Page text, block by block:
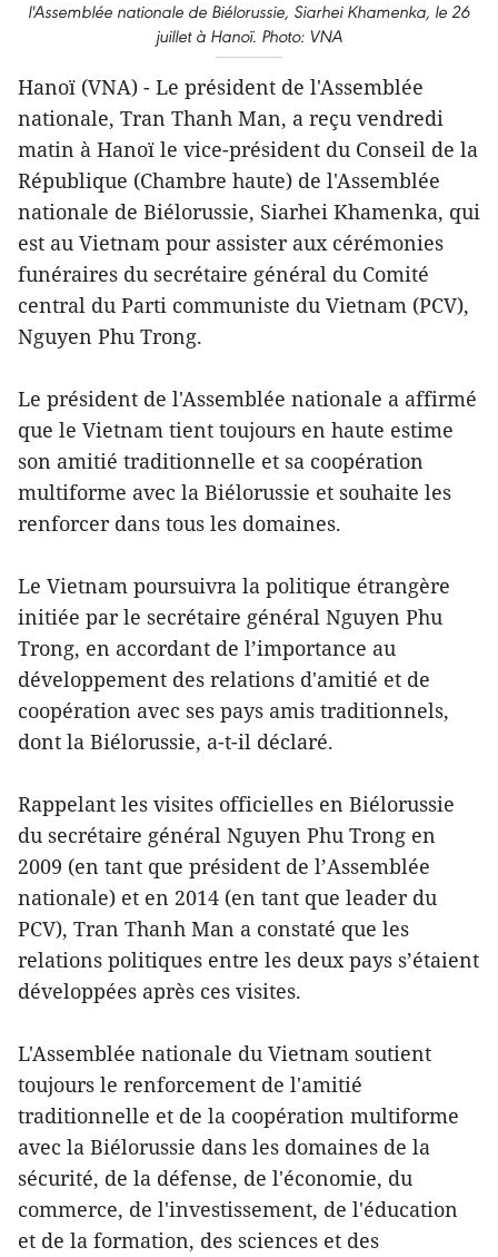
l'Assemblée nationale de Biélorussie, Siarhei Khamenka, le 26
juillet à Hanoï. Photo: VNA
Hanoï (VNA) - Le président de l'Assemblée
nationale, Tran Thanh Man, a reçu vendredi
matin à Hanoï le vice-président du Conseil de la
République (Chambre haute) de l'Assemblée
nationale de Biélorussie, Siarhei Khamenka, qui
est au Vietnam pour assister aux cérémonies
funéraires du secrétaire général du Comité
central du Parti communiste du Vietnam (PCV),
Nguyen Phu Trong.
Le président de l'Assemblée nationale a affirmé
que le Vietnam tient toujours en haute estime
son amitié traditionnelle et sa coopération
multiforme avec la Biélorussie et souhaite les
renforcer dans tous les domaines.
Le Vietnam poursuivra la politique étrangère
initiée par le secrétaire général Nguyen Phu
Trong, en accordant de l’importance au
développement des relations d'amitié et de
coopération avec ses pays amis traditionnels,
dont la Biélorussie, a-t-il déclaré.
Rappelant les visites officielles en Biélorussie
du secrétaire général Nguyen Phu Trong en
2009 (en tant que président de l’Assemblée
nationale) et en 2014 (en tant que leader du
PCV), Tran Thanh Man a constaté que les
relations politiques entre les deux pays s’étaient
développées après ces visites.
L'Assemblée nationale du Vietnam soutient
toujours le renforcement de l'amitié
traditionnelle et de la coopération multiforme
avec la Biélorussie dans les domaines de la
sécurité, de la défense, de l'économie, du
commerce, de l'investissement, de l'éducation
et de la formation, des sciences et des